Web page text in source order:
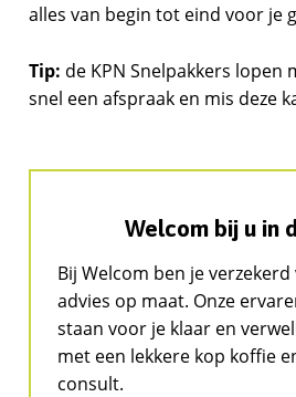
alles van begin tot eind voor je
Tip: de KPN Snelpakkers lopen
snel een afspraak en mis deze
Welcom bij u in
Bij Welcom ben je
advies op maat. Onze
staan voor je klaar en
met een lekkere kop koffie
consult.